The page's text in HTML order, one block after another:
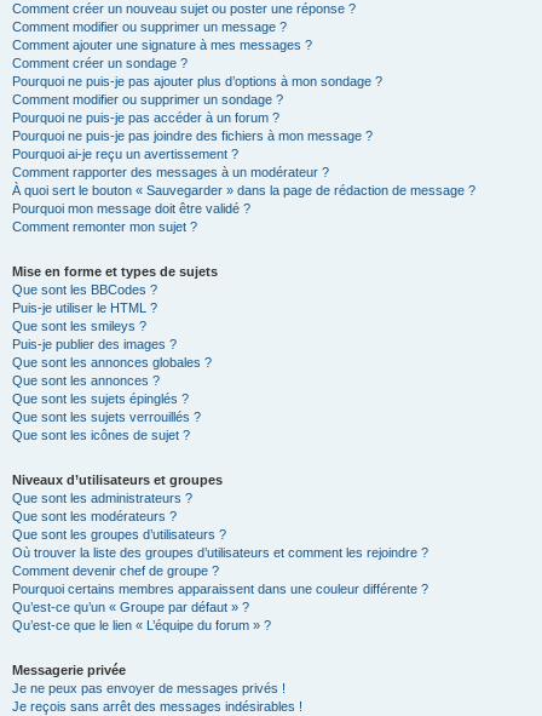
Comment créer un nouveau sujet ou poster une réponse ?
Comment modifier ou supprimer un message ?
Comment ajouter une signature à mes messages ?
Comment créer un sondage ?
Pourquoi ne puis-je pas ajouter plus d’options à mon sondage ?
Comment modifier ou supprimer un sondage ?
Pourquoi ne puis-je pas accéder à un forum ?
Pourquoi ne puis-je pas joindre des fichiers à mon message ?
Pourquoi ai-je reçu un avertissement ?
Comment rapporter des messages à un modérateur ?
À quoi sert le bouton « Sauvegarder » dans la page de rédaction de message ?
Pourquoi mon message doit être validé ?
Comment remonter mon sujet ?
Mise en forme et types de sujets
Que sont les BBCodes ?
Puis-je utiliser le HTML ?
Que sont les smileys ?
Puis-je publier des images ?
Que sont les annonces globales ?
Que sont les annonces ?
Que sont les sujets épinglés ?
Que sont les sujets verrouillés ?
Que sont les icônes de sujet ?
Niveaux d’utilisateurs et groupes
Que sont les administrateurs ?
Que sont les modérateurs ?
Que sont les groupes d’utilisateurs ?
Où trouver la liste des groupes d’utilisateurs et comment les rejoindre ?
Comment devenir chef de groupe ?
Pourquoi certains membres apparaissent dans une couleur différente ?
Qu’est-ce qu’un « Groupe par défaut » ?
Qu’est-ce que le lien « L’équipe du forum » ?
Messagerie privée
Je ne peux pas envoyer de messages privés !
Je reçois sans arrêt des messages indésirables !